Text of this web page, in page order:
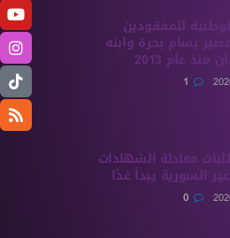
الوطنية للمفقودين
بسام بحرة وابنه
منذ عام 2013
معادلة الشهادات
‏غير السورية يبدأ غدًا